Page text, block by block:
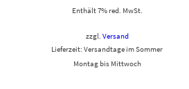
Enthält 7% red. MwSt.
zzgl. Versand
Lieferzeit: Versandtage im Sommer
Montag bis Mittwoch